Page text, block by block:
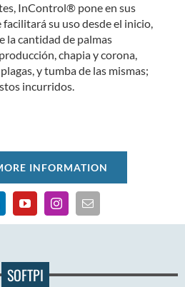
InControl® pone en sus
facilitará su uso desde el inicio,
la cantidad de palmas
chapia y corona,
y tumba de las mismas;
incurridos.
INFORMATION
SOFTPI